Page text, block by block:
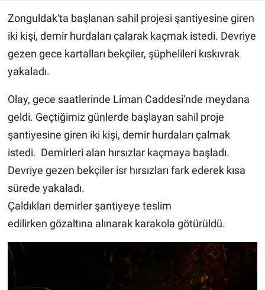
Zonguldak'ta başlanan sahil projesi şantiyesine giren
iki kişi, demir hurdaları çalarak kaçmak istedi. Devriye
gezen gece kartalları bekçiler, şüphelileri kıskıvrak
yakaladı.
Olay, gece saatlerinde Liman Caddesi'nde meydana
geldi. Geçtiğimiz günlerde başlayan sahil proje
şantiyesine giren iki kişi, demir hurdaları çalmak
istedi. Demirleri alan hırsızlar kaçmaya başladı.
Devriye gezen bekçiler isr hırsızları fark ederek kısa
sürede yakaladı.
Çaldıkları demirler şantiyeye teslim
edilirken gözaltına alınarak karakola götürüldü.